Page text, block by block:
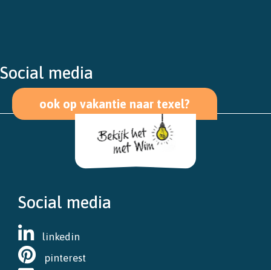
Social media
ook op vakantie naar texel?
Social media
linkedin
pinterest